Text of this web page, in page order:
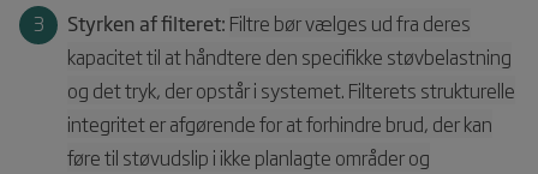
Styrken af filteret: Filtre bør vælges ud fra deres
kapacitet til at håndtere den specifikke støvbelastning
og det tryk, der opstår i systemet. Filterets strukturelle
integritet er afgørende for at forhindre brud, der kan
føre til støvudslip i ikke planlagte områder og